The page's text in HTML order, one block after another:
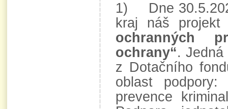
1) Dne
kraj náš
ochranných
ochrany“.
z Dotačního
oblast
prevence